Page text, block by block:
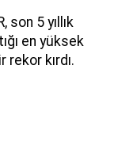
son 5 yıllık
en yüksek
kırdı.